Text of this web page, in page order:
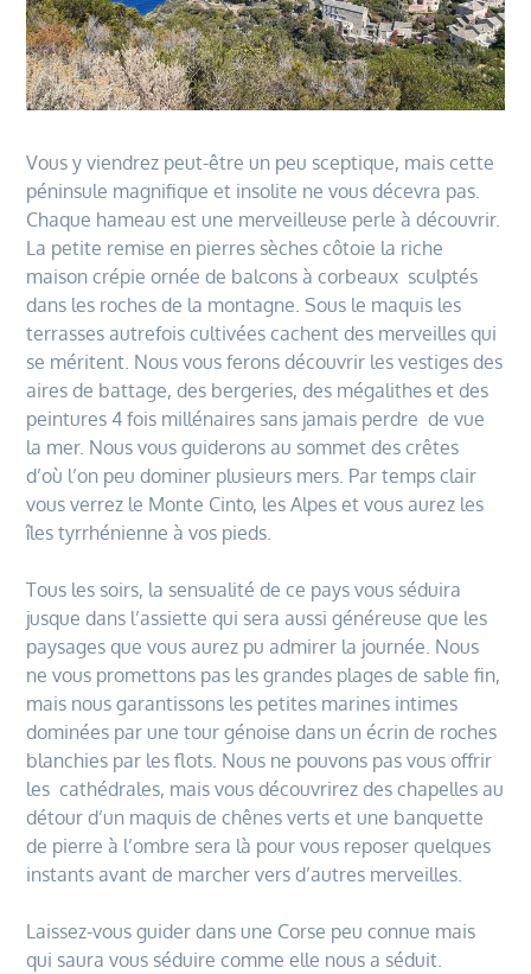
Vous y viendrez peut-être un peu sceptique, mais cette
péninsule magnifique et insolite ne vous décevra pas.
Chaque hameau est une merveilleuse perle à découvrir.
La petite remise en pierres sèches côtoie la riche
maison crépie ornée de balcons à corbeaux sculptés
dans les roches de la montagne. Sous le maquis les
terrasses autrefois cultivées cachent des merveilles qui
se méritent. Nous vous ferons découvrir les vestiges des
aires de battage, des bergeries, des mégalithes et des
peintures 4 fois millénaires sans jamais perdre de vue
la mer. Nous vous guiderons au sommet des crêtes
d’où l’on peu dominer plusieurs mers. Par temps clair
vous verrez le Monte Cinto, les Alpes et vous aurez les
îles tyrrhénienne à vos pieds.
Tous les soirs, la sensualité de ce pays vous séduira
jusque dans l’assiette qui sera aussi généreuse que les
paysages que vous aurez pu admirer la journée. Nous
ne vous promettons pas les grandes plages de sable fin,
mais nous garantissons les petites marines intimes
dominées par une tour génoise dans un écrin de roches
blanchies par les flots. Nous ne pouvons pas vous offrir
les cathédrales, mais vous découvrirez des chapelles au
détour d’un maquis de chênes verts et une banquette
de pierre à l’ombre sera là pour vous reposer quelques
instants avant de marcher vers d’autres merveilles.
Laissez-vous guider dans une Corse peu connue mais
qui saura vous séduire comme elle nous a séduit.